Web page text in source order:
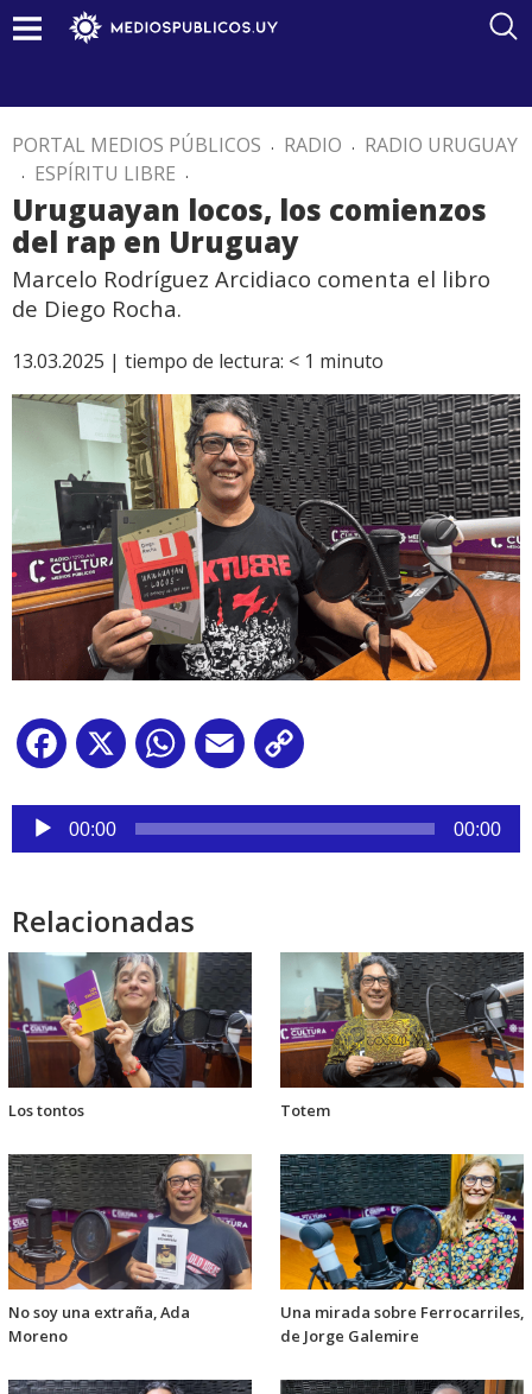
PORTAL MEDIOS PÚBLICOS . RADIO . RADIO URUGUAY
. ESPÍRITU LIBRE .
Uruguayan locos, los comienzos
del rap en Uruguay
Marcelo Rodríguez Arcidiaco comenta el libro
de Diego Rocha.
13.03.2025 | tiempo de lectura: < 1 minuto
Facebook
X WhatsApp
Email
Reproductor
audio
00:00 00:00
Relacionadas
Los tontos Totem
No soy una extraña, Ada
Moreno
Una mirada sobre Ferrocarriles,
de Jorge Galemire